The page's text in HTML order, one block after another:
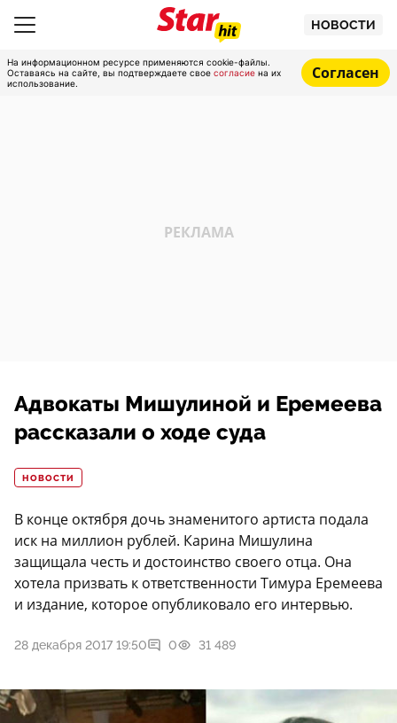
НОВОСТИ
На информационном ресурсе применяются cookie-файлы.
Оставаясь на сайте, вы подтверждаете свое согласие на их
использование.
Согласен
Адвокаты Мишулиной и Еремеева
рассказали о ходе суда
НОВОСТИ
В конце октября дочь знаменитого артиста подала
иск на миллион рублей. Карина Мишулина
защищала честь и достоинство своего отца. Она
хотела призвать к ответственности Тимура Еремеева
и издание, которое опубликовало его интервью.
28 декабря 2017 19:50 0 31 489